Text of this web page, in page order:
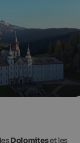
Dolomiteset les